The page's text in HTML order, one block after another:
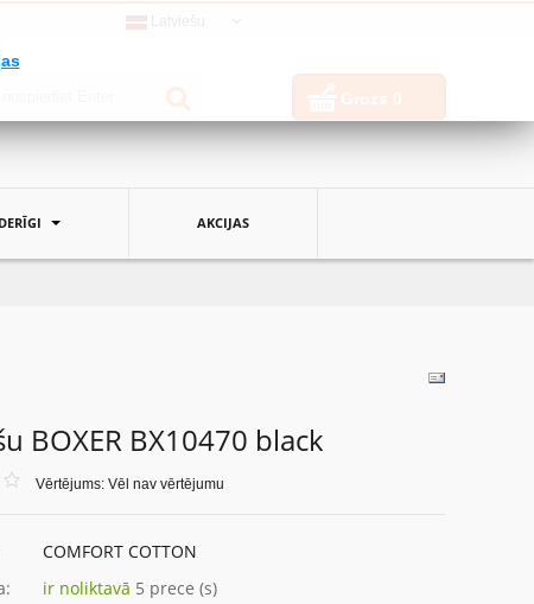
Grozs 0
AKCIJAS
BOXER BX10470 black
Vērtējums: Vēl nav vērtējumu
COMFORT COTTON
ir noliktavā 5 prece (s)